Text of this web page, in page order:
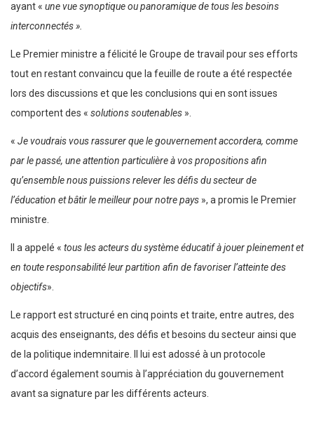
ayant « une vue synoptique ou panoramique de tous les besoins
interconnectés ».
Le Premier ministre a félicité le Groupe de travail pour ses efforts
tout en restant convaincu que la feuille de route a été respectée
lors des discussions et que les conclusions qui en sont issues
comportent des « solutions soutenables ».
« Je voudrais vous rassurer que le gouvernement accordera, comme
par le passé, une attention particulière à vos propositions afin
qu’ensemble nous puissions relever les défis du secteur de
l’éducation et bâtir le meilleur pour notre pays », a promis le Premier
ministre.
Il a appelé « tous les acteurs du système éducatif à jouer pleinement et
en toute responsabilité leur partition afin de favoriser l’atteinte des
objectifs».
Le rapport est structuré en cinq points et traite, entre autres, des
acquis des enseignants, des défis et besoins du secteur ainsi que
de la politique indemnitaire. Il lui est adossé à un protocole
d’accord également soumis à l’appréciation du gouvernement
avant sa signature par les différents acteurs.